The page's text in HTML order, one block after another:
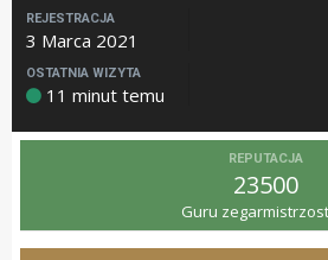
REJESTRACJA
3 Marca 2021
OSTATNIA WIZYTA
11 minut temu
REPUTACJA
23500
Guru